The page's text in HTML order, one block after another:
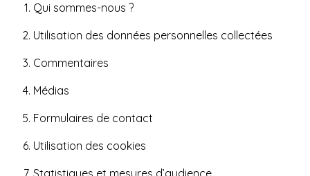
Qui sommes-nous ?
Utilisation des données personnelles collectées
Commentaires
Médias
Formulaires de contact
Utilisation des cookies
Statistiques et mesures d’audience